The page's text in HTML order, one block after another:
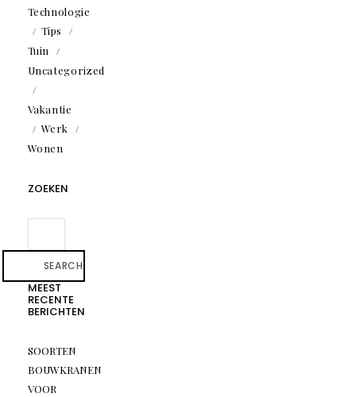
Technologie
Tips
Tuin
Uncategorized
Vakantie
Werk
Wonen
ZOEKEN
SEARCH
MEEST
RECENTE
BERICHTEN
SOORTEN
BOUWKRANEN
VOOR